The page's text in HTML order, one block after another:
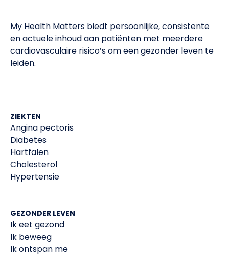
My Health Matters biedt persoonlijke, consistente
en actuele inhoud aan patiënten met meerdere
cardiovasculaire risico’s om een gezonder leven te
leiden.​
ZIEKTEN
Angina pectoris
Diabetes
Hartfalen
Cholesterol
Hypertensie
GEZONDER LEVEN
Ik eet gezond
Ik beweeg
Ik ontspan me